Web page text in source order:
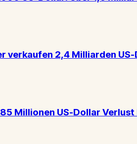
verkaufen 2,4 Milliarden
Millionen US-Dollar